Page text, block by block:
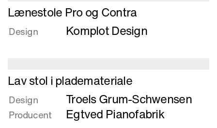
Læs
mere
om
Contra
Lænestole Pro og Contra
Design Komplot Design
Læs
mere
om
Lav
stol
Lav stol i plademateriale
Design Troels Grum-Schwensen
Producent Egtved Pianofabrik